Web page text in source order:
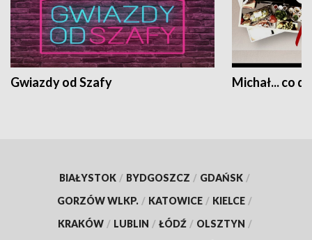
Gwiazdy od Szafy Michał... co
BIAŁYSTOK / BYDGOSZCZ / GDAŃSK /
GORZÓW WLKP. / KATOWICE / KIELCE /
KRAKÓW / LUBLIN / ŁÓDŹ / OLSZTYN /